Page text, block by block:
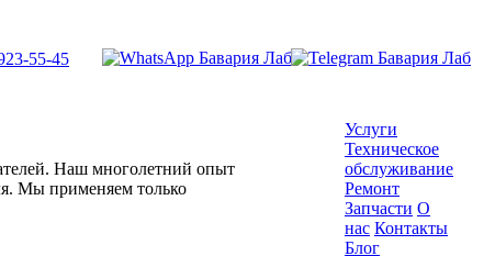
55-45
Наш многолетний опыт
Мы применяем только
Услуги
Техническое
обслуживание
Ремонт
Запчасти О
нас Контакты
Блог